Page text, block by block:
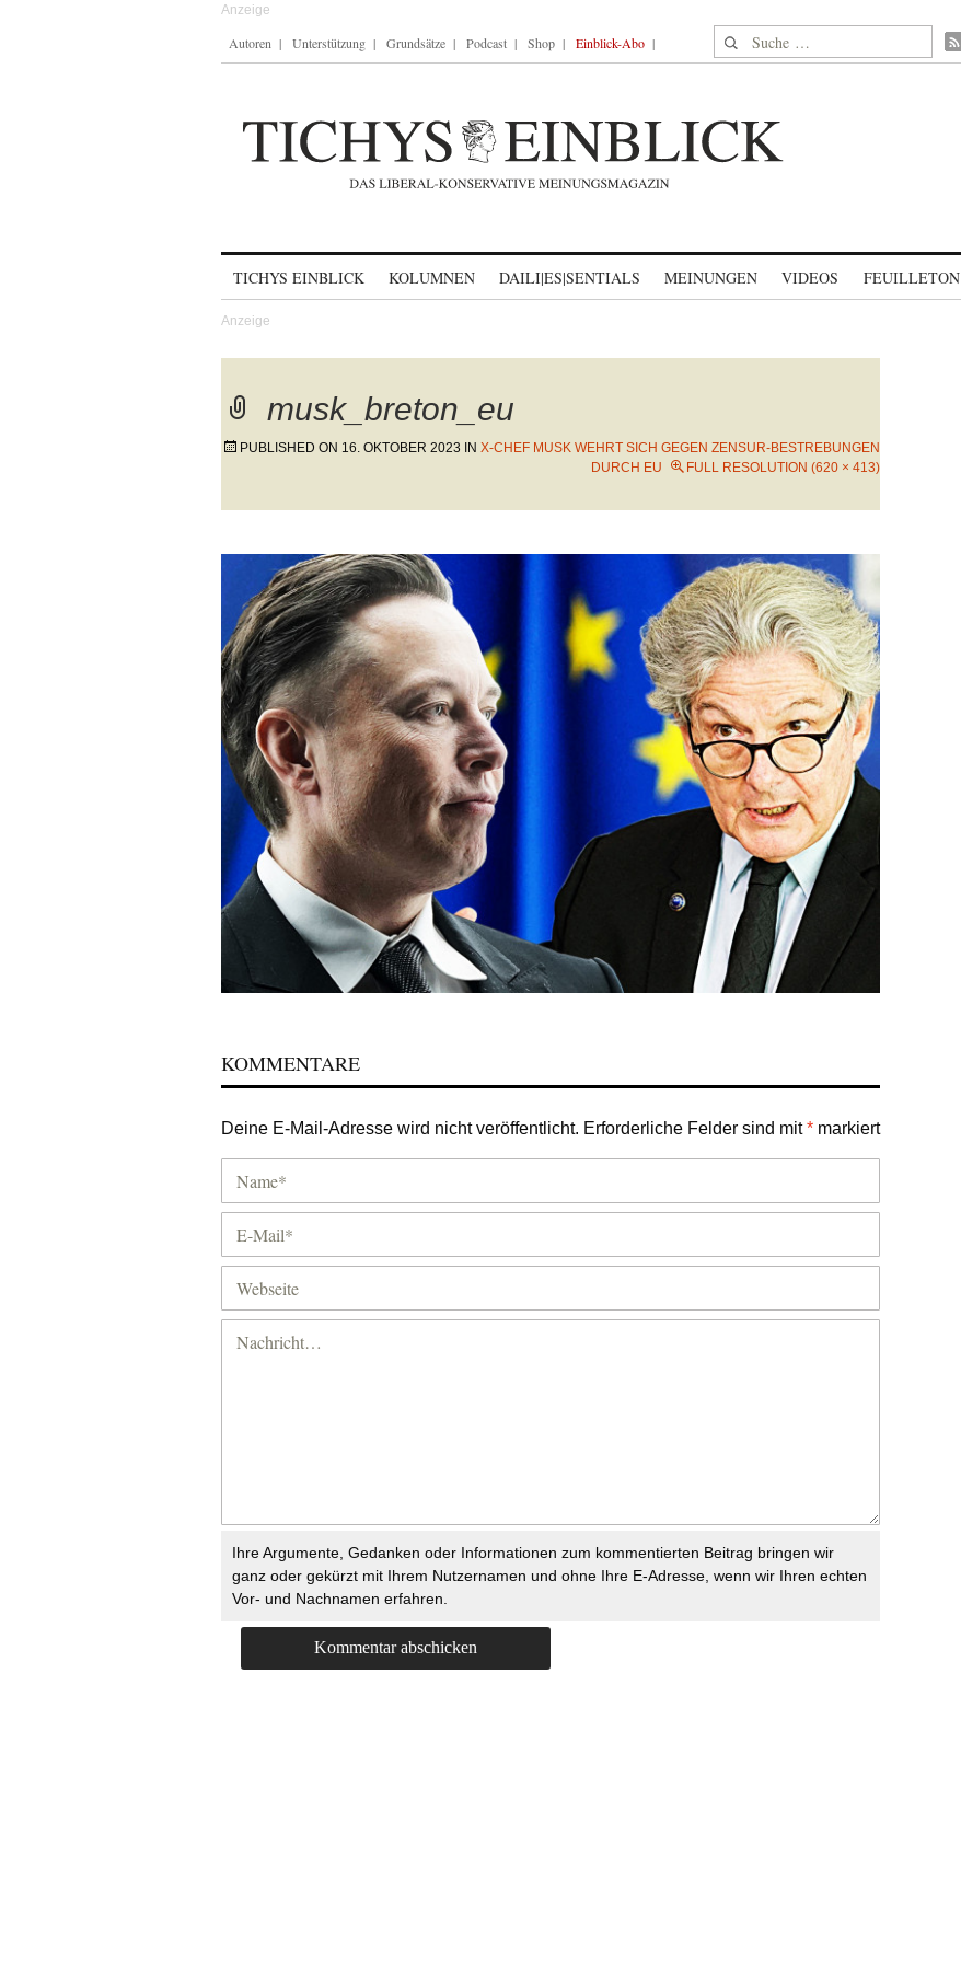
Autoren Unterstützung Grundsätze Podcast Shop Einblick-Abo Suche nach:
TICHYS EINBLICK KOLUMNEN DAILI|ES|SENTIALS MEINUNGEN VIDEOS FEUILLETON
musk_breton_eu
PUBLISHED ON 16. OKTOBER 2023 IN X-CHEF MUSK WEHRT SICH GEGEN ZENSUR-BESTREBUNGEN
DURCH EU
FULL RESOLUTION (620 × 413)
KOMMENTARE
Deine E-Mail-Adresse wird nicht veröffentlicht. Erforderliche Felder sind mit* markiert
Ihre Argumente, Gedanken oder Informationen zum kommentierten Beitrag bringen wir
ganz oder gekürzt mit Ihrem Nutzernamen und ohne Ihre E-Adresse, wenn wir Ihren echten
Vor- und Nachnamen erfahren.